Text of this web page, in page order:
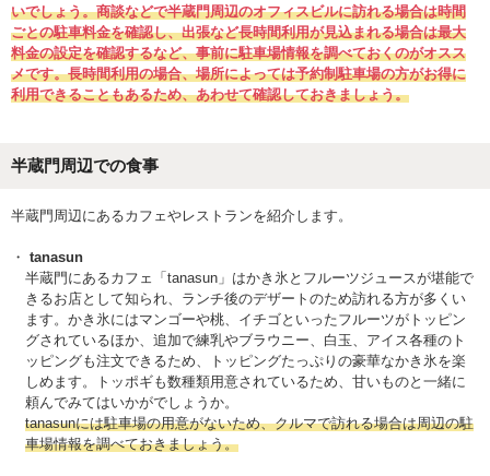
いでしょう。商談などで半蔵門周辺のオフィスビルに訪れる場合は時間
ごとの駐車料金を確認し、出張など長時間利用が見込まれる場合は最大
料金の設定を確認するなど、事前に駐車場情報を調べておくのがオスス
メです。長時間利用の場合、場所によっては予約制駐車場の方がお得に
利用できることもあるため、あわせて確認しておきましょう。
半蔵門周辺での食事
半蔵門周辺にあるカフェやレストランを紹介します。
tanasun
半蔵門にあるカフェ「tanasun」はかき氷とフルーツジュースが堪能で
きるお店として知られ、ランチ後のデザートのため訪れる方が多くい
ます。かき氷にはマンゴーや桃、イチゴといったフルーツがトッピン
グされているほか、追加で練乳やブラウニー、白玉、アイス各種のト
ッピングも注文できるため、トッピングたっぷりの豪華なかき氷を楽
しめます。トッポギも数種類用意されているため、甘いものと一緒に
頼んでみてはいかがでしょうか。
tanasunには駐車場の用意がないため、クルマで訪れる場合は周辺の駐
車場情報を調べておきましょう。